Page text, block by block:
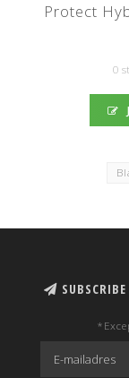
Protect
0